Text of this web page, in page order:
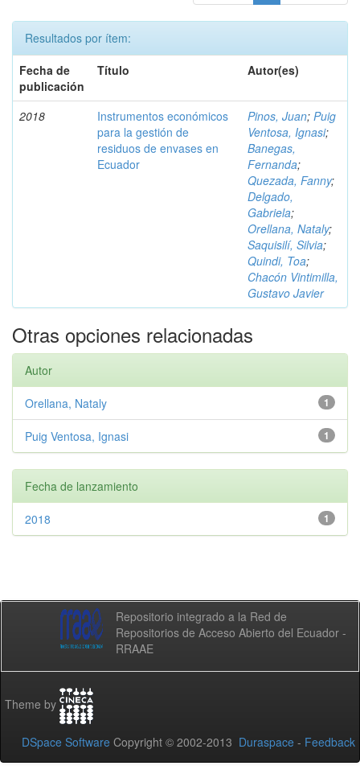
Resultados por ítem:
Fecha de
publicación
Título Autor(es)
2018
Instrumentos económicos
para la gestión de
residuos de envases en
Ecuador
Pinos, Juan; Puig
Ventosa, Ignasi;
Banegas,
Fernanda;
Quezada, Fanny;
Delgado,
Gabriela;
Orellana, Nataly;
Saquisilí, Silvia;
Quindi, Toa;
Chacón Vintimilla,
Gustavo Javier
Otras opciones relacionadas
Autor
1
Orellana, Nataly
1
Puig Ventosa, Ignasi
Fecha de lanzamiento
1
2018
Repositorio integrado a la Red de
Repositorios de Acceso Abierto del Ecuador -
RRAAE
Theme by
DSpace Software Copyright © 2002-2013 Duraspace - Feedback